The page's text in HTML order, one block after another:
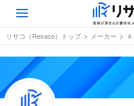
Toggle
navigation
リサコ（Resaco）トップ メーカー